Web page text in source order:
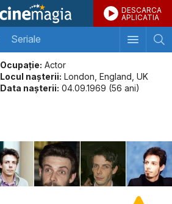
DESCARCA
APLICATIA
Seriale
Ocupație: Actor
Locul naşterii: London, England, UK
Data naşterii: 04.09.1969 (56 ani)